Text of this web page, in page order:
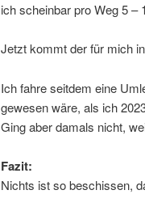
ich scheinbar pro Weg 5 –
Jetzt kommt der für mich
Ich fahre seitdem eine
gewesen wäre, als ich
Ging aber damals nicht,
Fazit:
Nichts ist so beschissen,